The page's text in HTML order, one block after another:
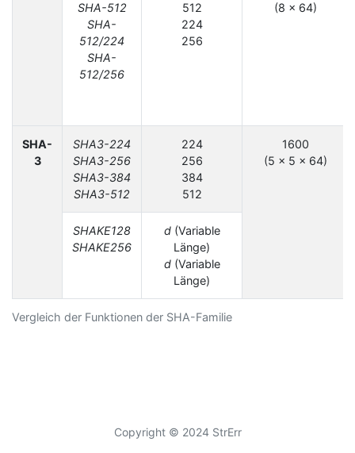
Vergleich der Funktionen der SHA-Familie
SHA-512
SHA-
512/224
SHA-
512/256
512
224
256
(8 × 64)
SHA-
3
SHA3-224
SHA3-256
SHA3-384
SHA3-512
224
256
384
512
1600
(5 × 5 × 64)
SHAKE128
SHAKE256
d(Variable
Länge)
d(Variable
Länge)
Copyright © 2024 StrErr